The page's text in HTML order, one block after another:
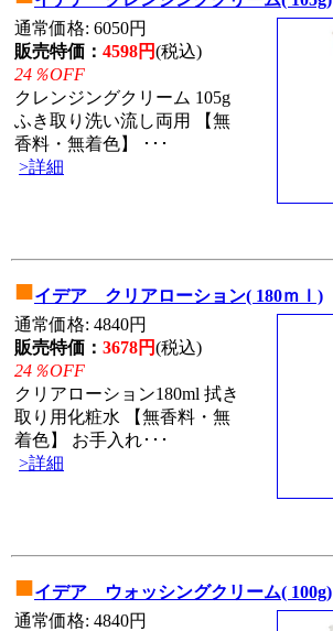
通常価格: 6050円
販売特価： 4598円(税込)
24％OFF
クレンジングクリーム 105g
ふき取り洗い流し両用 【無
香料・無着色】 ･･･
>詳細
■イデア クリアローション( 180ｍｌ)
通常価格: 4840円
販売特価： 3678円(税込)
24％OFF
クリアローション180ml 拭き
取り用化粧水 【無香料・無
着色】 お手入れ･･･
>詳細
■イデア ウォッシングクリーム( 100g)
通常価格: 4840円